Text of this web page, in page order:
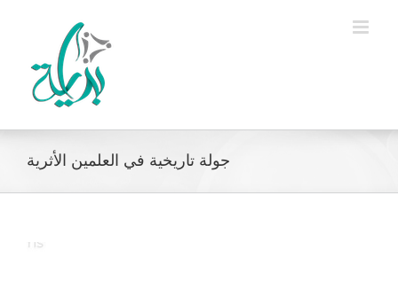
جولة تاريخية في العلمين الأثرية